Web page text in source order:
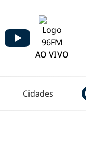
AO VIVO
Cidades